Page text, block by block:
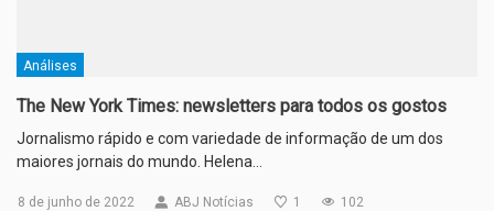
Análises
The New York Times: newsletters para todos os gostos
Jornalismo rápido e com variedade de informação de um dos
maiores jornais do mundo. Helena…
8 de junho de 2022 ABJ Notícias 1 102